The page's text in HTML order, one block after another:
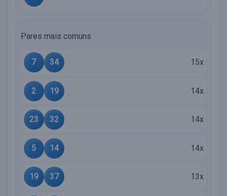
Pares mais comuns
7 34 15x
2 19 14x
23 32 14x
5 14 14x
19 37 13x